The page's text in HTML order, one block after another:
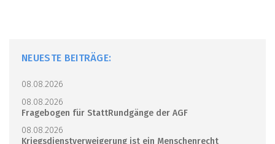
NEUESTE BEITRÄGE:
08.08.2026
08.08.2026
Fragebogen für StattRundgänge der AGF
08.08.2026
Kriegsdienstverweigerung ist ein Menschenrecht